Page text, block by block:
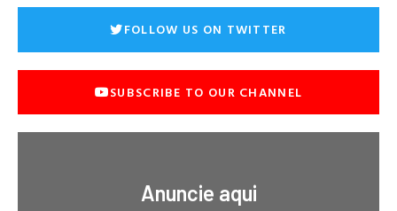
FOLLOW US ON TWITTER
SUBSCRIBE TO OUR CHANNEL
Anuncie aqui